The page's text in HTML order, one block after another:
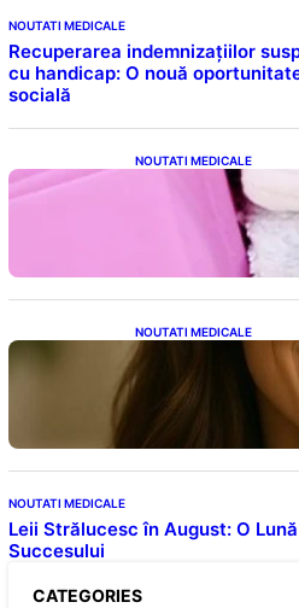
NOUTATI MEDICALE
Recuperarea indemnizațiilor
cu handicap: O nouă
socială
NOUTATI MEDICALE
Tampoanele
a riscurilor legate
NOUTATI MEDICALE
Ceaiul – Băutura
Descoperiri
consumului zilnic
NOUTATI MEDICALE
Leii Strălucesc în August: O
Succesului
CATEGORIES